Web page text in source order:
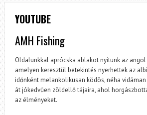
YOUTUBE
AMH Fishing
Oldalunkkal aprócska ablakot nyitunk az
amelyen keresztül betekintés nyerhettek az
időnként melankolikusan ködös, néha vidáman
át jókedvűen zöldellő tájaira, ahol
az élményeket.